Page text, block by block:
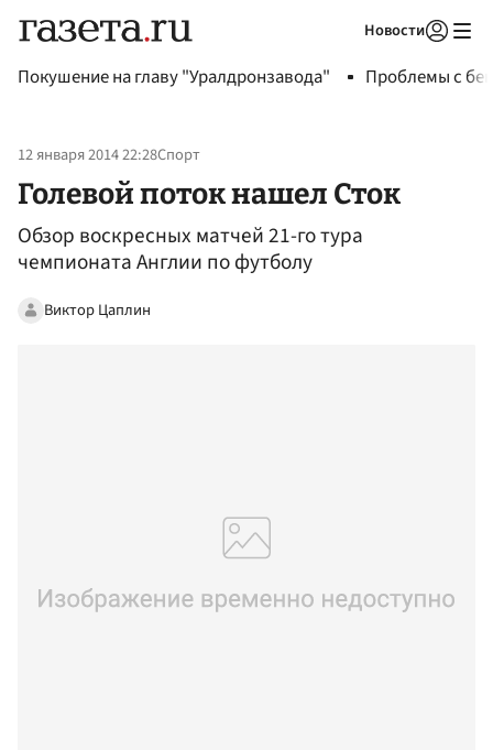
Новости
Покушение на главу "Уралдронзавода" Проблемы с
12 января 2014 22:28Спорт
Голевой поток нашел Сток
Обзор воскресных матчей 21-го тура
чемпионата Англии по футболу
Виктор Цаплин